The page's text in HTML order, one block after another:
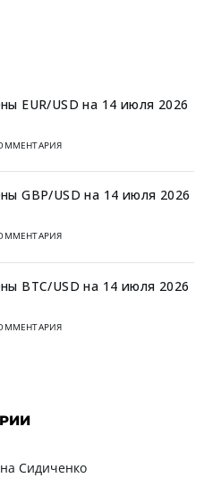
EUR/USD на 14 июля 2026
GBP/USD на 14 июля 2026
BTC/USD на 14 июля 2026
Сидиченко